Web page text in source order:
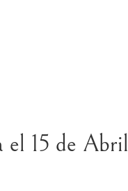
15 de Abril